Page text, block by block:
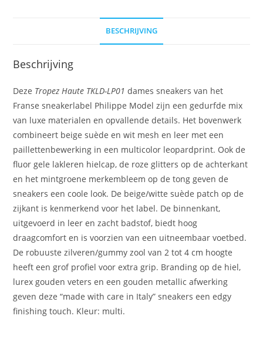
BESCHRIJVING
Beschrijving
Deze Tropez Haute TKLD-LP01 dames sneakers van het
Franse sneakerlabel Philippe Model zijn een gedurfde mix
van luxe materialen en opvallende details. Het bovenwerk
combineert beige suède en wit mesh en leer met een
paillettenbewerking in een multicolor leopardprint. Ook de
fluor gele lakleren hielcap, de roze glitters op de achterkant
en het mintgroene merkembleem op de tong geven de
sneakers een coole look. De beige/witte suède patch op de
zijkant is kenmerkend voor het label. De binnenkant,
uitgevoerd in leer en zacht badstof, biedt hoog
draagcomfort en is voorzien van een uitneembaar voetbed.
De robuuste zilveren/gummy zool van 2 tot 4 cm hoogte
heeft een grof profiel voor extra grip. Branding op de hiel,
lurex gouden veters en een gouden metallic afwerking
geven deze “made with care in Italy” sneakers een edgy
finishing touch. Kleur: multi.